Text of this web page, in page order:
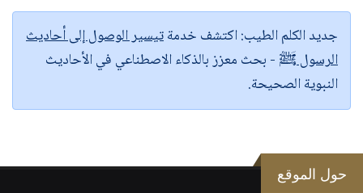
جديد الكلم الطيب:اكتشف خدمةتيسير الوصول إلى أحاديث
الرسول ﷺ - بحث معزز بالذكاء الاصطناعي في الأحاديث
النبوية الصحيحة.
حول الموقع